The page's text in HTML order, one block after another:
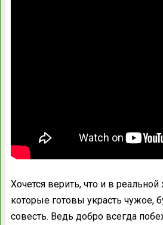
Хочется верить, что и в
которые готовы украсть чужое,
совесть. Ведь добро всегда